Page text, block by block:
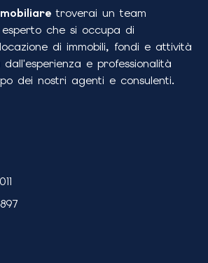
troverai un team
che si occupa di
di immobili, fondi e attività
e professionalità
dei nostri agenti e consulenti.